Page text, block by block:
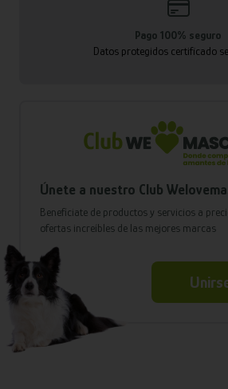
Pago 100% seguro
Datos protegidos certificado
Únete a nuestro Club
Benefíciate de productos y servicios a
ofertas increíbles de las mejores marcas